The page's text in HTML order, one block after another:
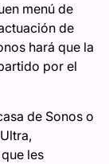
menú de
de
hará que la
por el
de Sonos o
les